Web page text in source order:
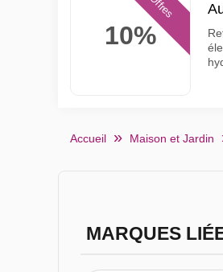
10%
Offres
Accueil Maison et Jardin
MARQUES